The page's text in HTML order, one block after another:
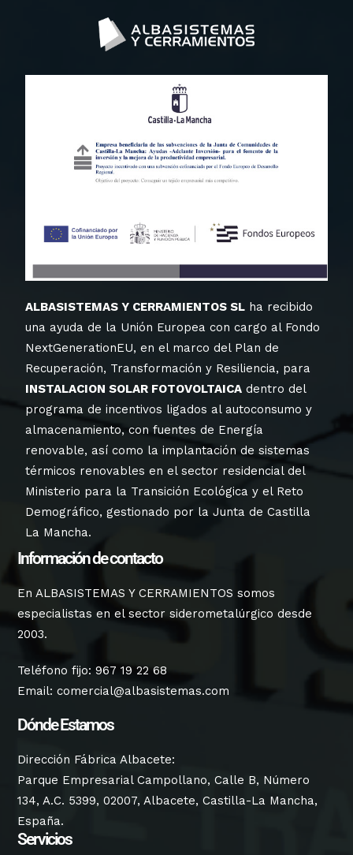
ALBASISTEMAS Y CERRAMIENTOS SL ha recibido
una ayuda de la Unión Europea con cargo al Fondo
NextGenerationEU, en el marco del Plan de
Recuperación, Transformación y Resiliencia, para
INSTALACION SOLAR FOTOVOLTAICA dentro del
programa de incentivos ligados al autoconsumo y
almacenamiento, con fuentes de Energía
renovable, así como la implantación de sistemas
térmicos renovables en el sector residencial del
Ministerio para la Transición Ecológica y el Reto
Demográfico, gestionado por la Junta de Castilla
La Mancha.
Información de contacto
En ALBASISTEMAS Y CERRAMIENTOS somos
especialistas en el sector siderometalúrgico desde
2003.
Teléfono fijo:967 19 22 68
Email:comercial@albasistemas.com
Dónde Estamos
Dirección Fábrica Albacete:
Parque Empresarial Campollano, Calle B, Número
134, A.C. 5399, 02007, Albacete, Castilla-La Mancha,
España.
Servicios